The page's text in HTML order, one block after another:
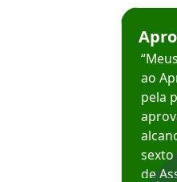
ao
pela
de